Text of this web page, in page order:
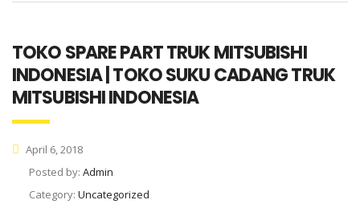
TOKO SPARE PART TRUK MITSUBISHI
INDONESIA | TOKO SUKU CADANG TRUK
MITSUBISHI INDONESIA
April 6, 2018
Posted by: Admin
Category: Uncategorized